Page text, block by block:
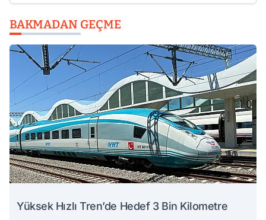
BAKMADAN GEÇME
Yüksek Hızlı Tren’de Hedef 3 Bin Kilometre